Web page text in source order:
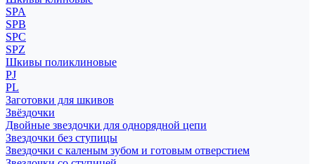
SPA
SPB
SPC
SPZ
Шкивы поликлиновые
PJ
PL
Заготовки для шкивов
Звёздочки
Двойные звездочки для однорядной цепи
Звездочки без ступицы
Звездочки с каленым зубом и готовым отверстием